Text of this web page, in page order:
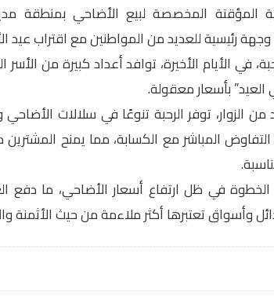
المؤقتة المخصصة لبيع الأضاحي بمنطقة
وجهة رئيسية للعديد من المواطنين مع اقتراب عيد
في الأيام الأخيرة، توافد أعداد كبيرة من الأسر
العيد” بأسعار معقولة.
من الزوار، توفر الرحبة تنوعًا في سلالات الأضاحي
المباشر مع الكسابة، مما يمنح المشترين
في ظل ارتفاع أسعار الأضاحي، ما دفع
وأسواق تعتبرها أكثر ملاءمة من حيث الأثمنة